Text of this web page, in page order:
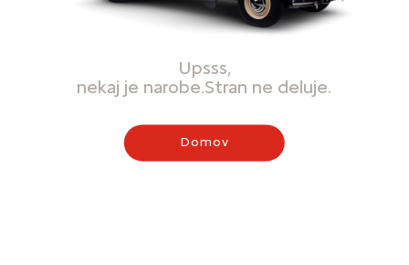
Upsss,
nekaj je narobe.Stran ne deluje.
Domov